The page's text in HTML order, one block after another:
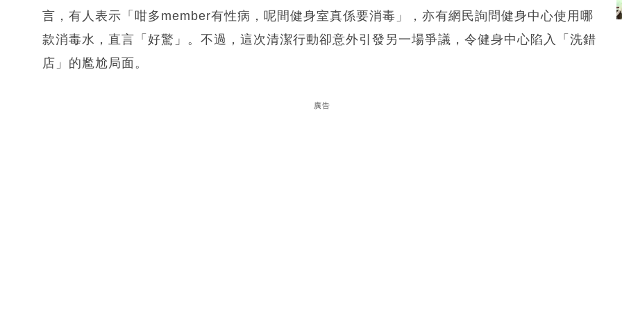
言，有人表示「咁多member有性病，呢間健身室真係要消毒」，亦有網民詢問健身中心使用哪
款消毒水，直言「好驚」。不過，這次清潔行動卻意外引發另一場爭議，令健身中心陷入「洗錯
店」的尷尬局面。
廣告